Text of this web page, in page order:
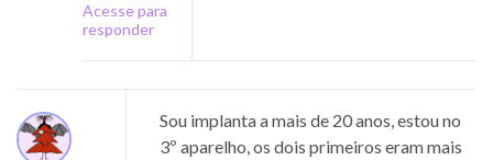
Acesse para
responder
Sou implanta a mais de 20 anos, estou no
3º aparelho, os dois primeiros eram mais